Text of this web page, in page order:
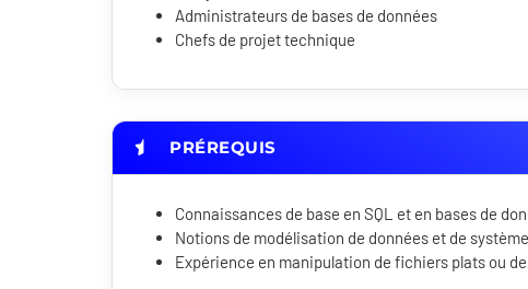
Administrateurs de bases de données
Chefs de projet technique
PRÉREQUIS
Connaissances de base en SQL et en bases de
Notions de modélisation de données et de
Expérience en manipulation de fichiers plats ou